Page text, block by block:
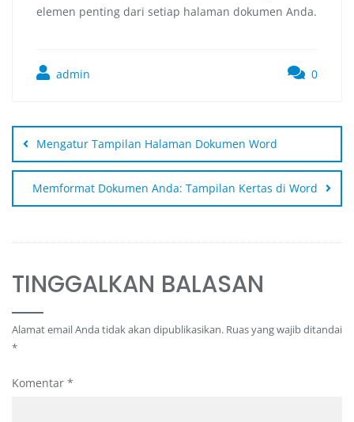
elemen penting dari setiap halaman dokumen Anda.
admin 0
Mengatur Tampilan Halaman Dokumen Word
Memformat Dokumen Anda: Tampilan Kertas di Word
TINGGALKAN BALASAN
Alamat email Anda tidak akan dipublikasikan. Ruas yang wajib ditandai
*
Komentar *